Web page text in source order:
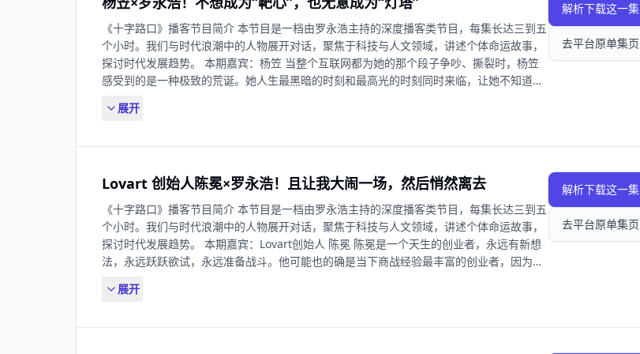
新的巨头。他有足够的时间把奇思妙想带到更多的地方，也积累了足够的能力去找到更多内
心里晃动着火苗的人们，让那些小小的冲动创造出巨大的快乐。 《罗永浩的十字路口》第十
五期，我们和 Insta360 的创始人刘靖康聊聊他的创业和他的创造。 【你将听到】 00:05:39
童年环境 00:28:49产生兴趣 00:48:08大学创业 01:08:28实习经历 01:27:42全景相机
01:50:21VR和AR 02:12:39爆款产品 02:34:04大赛风波 02:49:48专利流氓 03:01:32人才需
求 03:10:13重大决策 03:24:51成功上市 03:46:26发展趋势 04:20:31始于敢想 欢迎关注：
微博 @罗永浩的十字路口 B站 @罗永浩的十字路口 抖音 @罗永浩的十字路口 小红书 @罗永
《十字路口》播客节目简介 本节⽬是⼀档由罗永浩主持的深度播客类节⽬，每集长达三到五
个小时。我们与时代浪潮中的⼈物展开对话，聚焦于科技与⼈⽂领域，讲述个体命运故事，
探讨时代发展趋势。 本期嘉宾：杨笠 当整个互联网都为她的那个段子争吵、撕裂时，杨笠
感受到的是一种极致的荒诞。她人生最黑暗的时刻和最高光的时刻同时来临，让她不知道该
“中国互联网最招黑体质”的两个人完成的对谈中，杨笠回顾了成长的种种往事，也包括那场
员，她决定化繁为简，“只服务喜剧标准”，微笑着继续“冒犯”这个她无法回避的生活。 从河
下，这一路，她没有刻意地选择坚强，当然也从没有考虑过选择退缩，她选择了平静地走到
那个可以随心所欲，不强求被喜欢，也不畏惧被讨厌的真实自我。 这一期的播客，是送给所
有被误解、被污蔑、被命运作弄，但仍想守住内心平静的那些人的，一个精神上的拥抱。
【你将听到】 00:01:30巡演后续 00:15:45回顾童年 00:36:22大学时期 01:00:41毕业之后
01:14:42首次登台 01:38:16一夜爆红 01:52:10关于那次拍灯 02:29:24和粉丝的关系
02:52:44演出的初衷 03:00:34专场、创作与行业 03:10:00《爱江山更爱美人》 03:22:07线
下专场分享 03:33:27圈内人 03:38:04终身创作 欢迎关注： 微博 @罗永浩的十字路口 B站
迎发送邮件至 jayci_chen@163.com
展开
解析下载这一集
去平台原单集页
Lovart 创始人陈冕×罗永浩！且让我大闹一场，然后悄然离去
《十字路口》播客节目简介 本节⽬是⼀档由罗永浩主持的深度播客类节⽬，每集长达三到五
个小时。我们与时代浪潮中的⼈物展开对话，聚焦于科技与⼈⽂领域，讲述个体命运故事，
探讨时代发展趋势。 本期嘉宾：Lovart创始人 陈冕 陈冕是一个天生的创业者，永远有新想
法，永远跃跃欲试，永远准备战斗。他可能也的确是当下商战经验最丰富的创业者，因为他
对他来说，打工是创业的预备期，他不断地吸收、总结、思考，等待着机会，一个让他义无
来了，他说自己得到了救赎。去年，他和他的创业团队推出了设计类的 AI Agent 产品
展开
解析下载这一集
去平台原单集页